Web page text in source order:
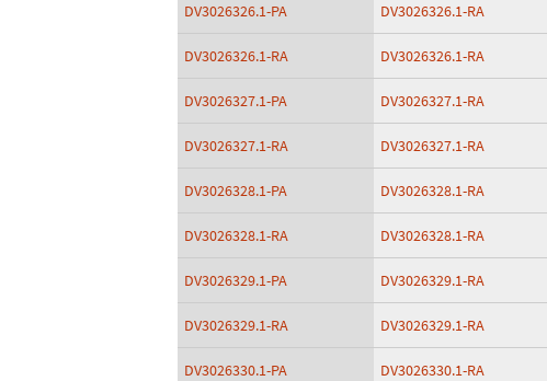
DV3026326.1-PA DV3026326.1-RA
DV3026326.1-RA DV3026326.1-RA
DV3026327.1-PA DV3026327.1-RA
DV3026327.1-RA DV3026327.1-RA
DV3026328.1-PA DV3026328.1-RA
DV3026328.1-RA DV3026328.1-RA
DV3026329.1-PA DV3026329.1-RA
DV3026329.1-RA DV3026329.1-RA
DV3026330.1-PA DV3026330.1-RA